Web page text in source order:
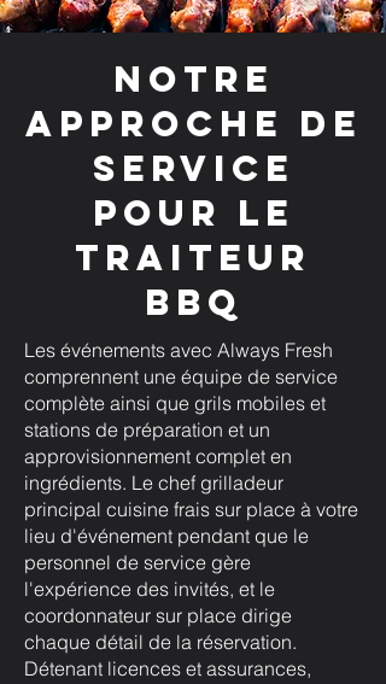
Notre
approche de
service
pour le
traiteur
BBQ
Les événements avec Always Fresh
comprennent une équipe de service
complète ainsi que grils mobiles et
stations de préparation et un
approvisionnement complet en
ingrédients. Le chef grilladeur
principal cuisine frais sur place à votre
lieu d'événement pendant que le
personnel de service gère
l'expérience des invités, et le
coordonnateur sur place dirige
chaque détail de la réservation.
Détenant licences et assurances,